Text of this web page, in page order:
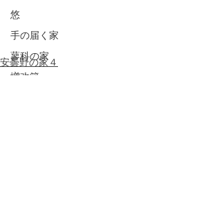
悠
手の届く家
蓼科の家
増改築
安曇野の家４